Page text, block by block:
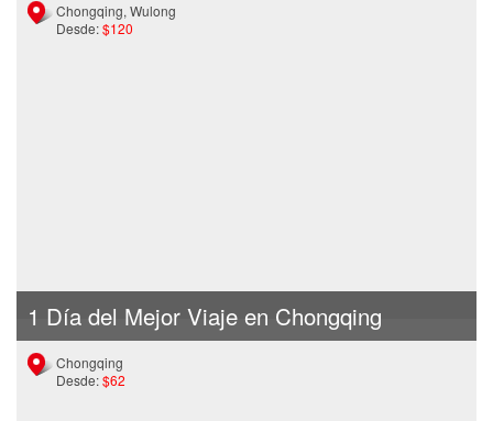
Chongqing, Wulong
Desde:$120
1 Día del Mejor Viaje en Chongqing
Chongqing
Desde:$62